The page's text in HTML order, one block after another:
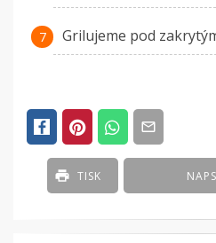
Grilujeme pod
TISK